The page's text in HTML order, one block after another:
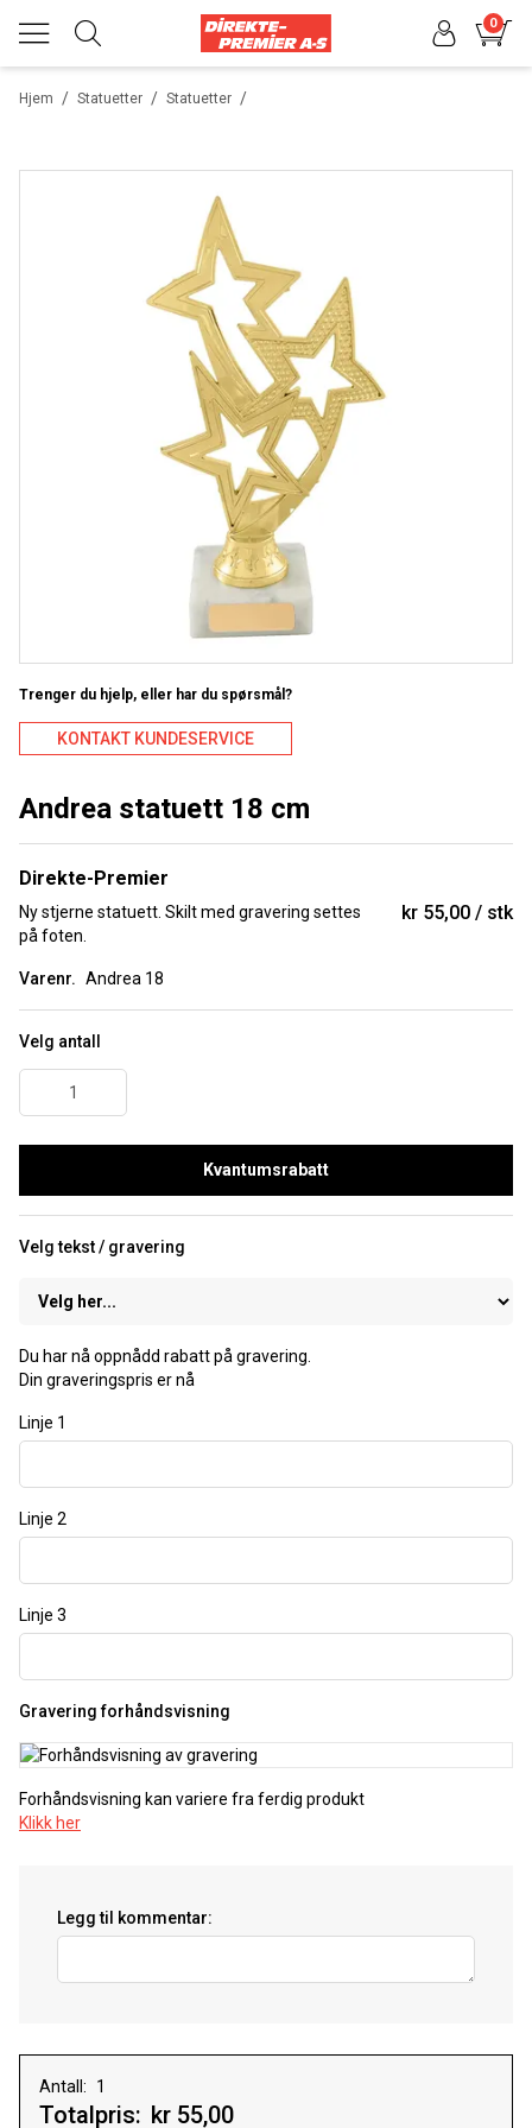
0
/
Hjem /
Statuetter /
Statuetter
Trenger du hjelp, eller har du spørsmål?
KONTAKT KUNDESERVICE
Andrea statuett 18 cm
Direkte-Premier
Ny stjerne statuett. Skilt med gravering settes
på foten.
Varenr. Andrea 18
kr 55,00 stk
Velg antall
Kvantumsrabatt
Velg tekst / gravering
Du har nå oppnådd rabatt på gravering.
Din graveringspris er nå
Linje 1
Linje 2
Linje 3
Gravering forhåndsvisning
Forhåndsvisning kan variere fra ferdig produkt
Klikk her
Legg til kommentar:
Antall:
Totalpris: kr 55,00